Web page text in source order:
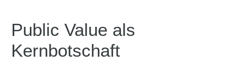
Public Value als
Kernbotschaft